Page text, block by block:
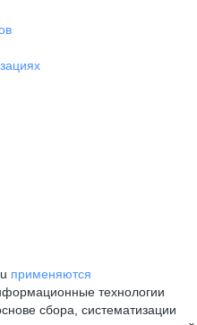
применяются
технологии
сбора, систематизации